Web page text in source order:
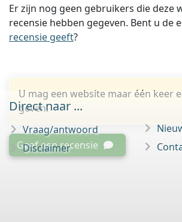
Er zijn nog geen gebruikers die deze
recensie hebben gegeven. Bent u de
recensie geeft?
U mag een website maar één keer
geven.
Geef een recensie
Direct naar ...
Vraag/antwoord
Disclaimer